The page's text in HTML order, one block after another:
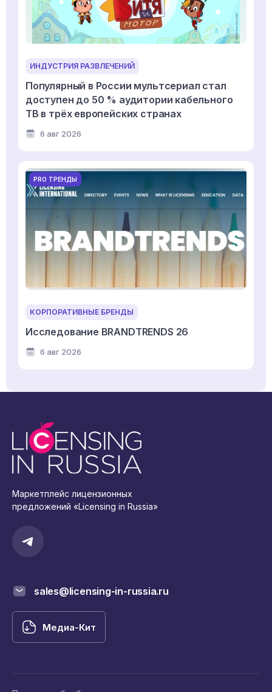
ИНДУСТРИЯ РАЗВЛЕЧЕНИЙ
Популярный в России мультсериал стал
доступен до 50 % аудитории кабельного
ТВ в трёх европейских странах
6 авг 2026
PRO ТРЕНДЫ
КОРПОРАТИВНЫЕ БРЕНДЫ
Исследование BRANDTRENDS 26
6 авг 2026
Маркетплейс лицензионных
предложений «Licensing in Russia»
sales@licensing-in-russia.ru
Медиа-Кит